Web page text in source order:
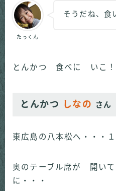
たっくん
そうだね、食
とんかつ 食べに いこ！
とんかつ しなの さん
東広島の八本松へ・・・
奥のテーブル席が 開いて
に・・・